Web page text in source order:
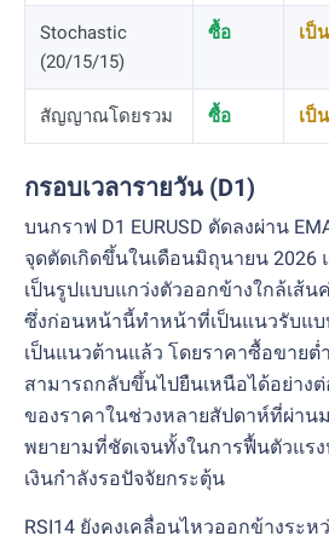
Stochastic
(20/15/15)
ซื้อ เป็
สัญญาณโดยรวม ซื้อ เป็
กรอบเวลารายวัน (D1)
บนกราฟ D1 EURUSD ตัดลงผ่าน
จุดตัดเกิดขึ้นในเดือนมิถุนายน
เป็นรูปแบบแกว่งตัวออกข้างใกล้เส้น
ซึ่งก่อนหน้านี้ทำหน้าที่เป็นแนวรับแบ
เป็นแนวต้านแล้ว โดยราคาซื้อขายต่
สามารถกลับขึ้นไปยืนเหนือได้อย่างต่
ของราคาในช่วงหลายสัปดาห์ที่ผ่าน
พยายามที่ชัดเจนทั้งในการฟื้นตัวแร
เงินกำลังรอปัจจัยกระตุ้น
RSI14 ยังคงเคลื่อนไหวออกข้างระห